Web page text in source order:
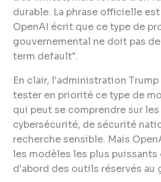
durable. La phrase officielle
OpenAI écrit que ce type de
gouvernemental ne doit pas
term default".
En clair, l'administration
tester en priorité ce type de
qui peut se comprendre sur
cybersécurité, de sécurité
recherche sensible. Mais
les modèles les plus
d'abord des outils réservés au